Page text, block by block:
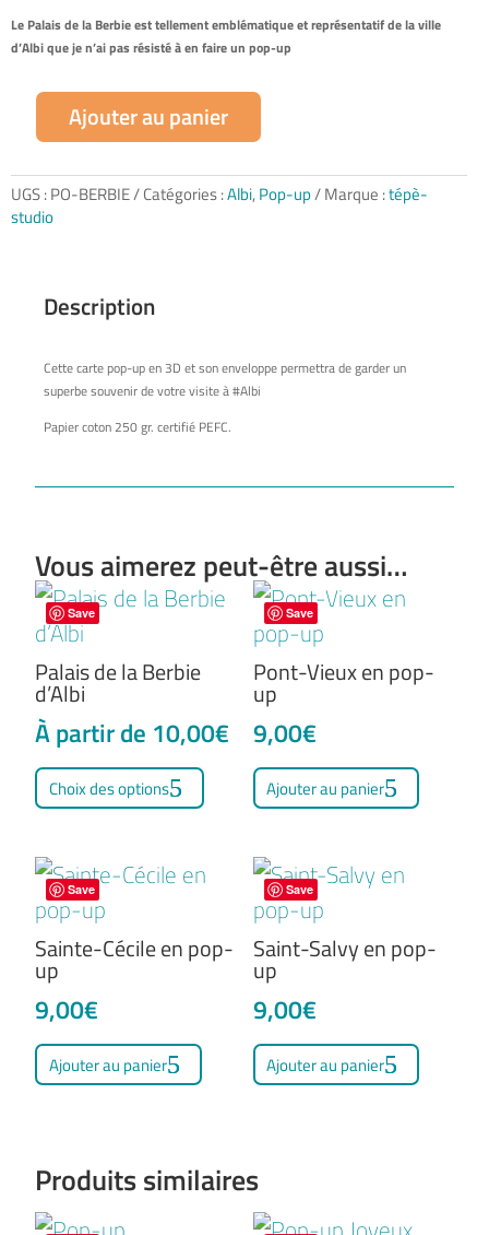
Le Palais de la Berbie est tellement emblématique et représentatif de la ville
d’Albi que je n’ai pas résisté à en faire un pop-up
quantité
Palais
de
la
Ajouter au panier
UGS :PO-BERBIE Catégories :Albi,Pop-up Marque :tépè-
studio
Description
Cette carte pop-up en 3D et son enveloppe permettra de garder un
superbe souvenir de votre visite à #Albi
Papier coton 250 gr. certifié PEFC.
Vous aimerez peut-être aussi…
Save
Palais de la Berbie
d’Albi
À partir de 10,00€
Choix des options
Ce
produit
plusieurs
variations.
Les
options
peuvent
choisies
page
Save
Pont-Vieux en pop-
up
9,00€
Ajouter au panier
Save
Sainte-Cécile en pop-
up
9,00€
Ajouter au panier
Save
Saint-Salvy en pop-
up
9,00€
Ajouter au panier
Produits similaires